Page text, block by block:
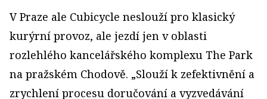
V Praze ale Cubicycle neslouží pro klasický
kurýrní provoz, ale jezdí jen v oblasti
rozlehlého kancelářského komplexu The Park
na pražském Chodově. „Slouží k zefektivnění a
zrychlení procesu doručování a vyzvedávání